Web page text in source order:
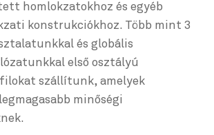
homlokzatokhoz és egyéb
konstrukciókhoz. Több mint 3
és globális
első osztályú
szállítunk, amelyek
minőségi